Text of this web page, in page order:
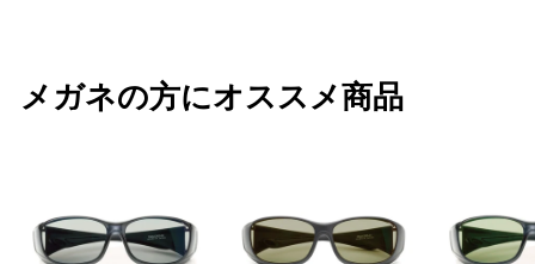
メガネの方にオススメ商品